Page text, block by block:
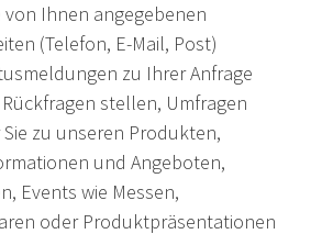
Ihnen angegebenen
(Telefon, E-Mail, Post)
zu Ihrer Anfrage
stellen, Umfragen
zu unseren Produkten,
und Angeboten,
Events wie Messen,
oder Produktpräsentationen